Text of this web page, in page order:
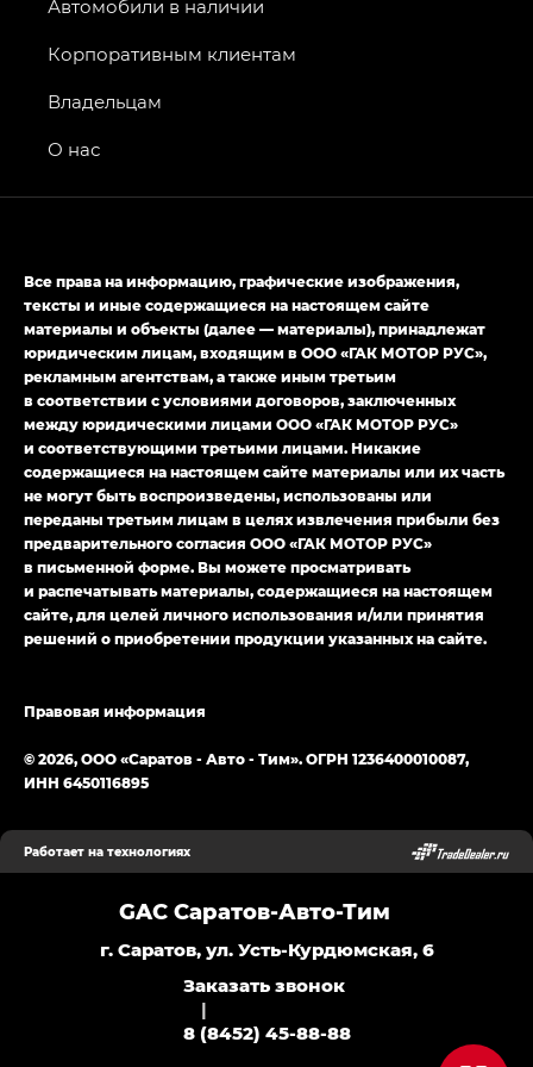
GT, Джи Эль — GL
GS4 — Джи Эс 4 (GS4) в комплектациях Джи Би
привод — GB AWD, Джи Эль Полный привод —
LOUNGE
Empow — Эмпау (Empow) в комплектации
Джи Эс — GS, Джи Эль с элементы экстерьера
в спортивном стиле — GL(S-Style)
GAC Саратов-Авто-Тим
г. Саратов, ул. Усть-Курдюмская, 6
Заказать звонок
|
8 (8452) 45-88-88
Автомобили в наличии
Корпоративным клиентам
Владельцам
О нас
Все права на информацию, графические изображения,
тексты и иные содержащиеся на настоящем сайте
материалы и объекты (далее — материалы), принадлежат
юридическим лицам, входящим в ООО «ГАК МОТОР РУС»,
рекламным агентствам, а также иным третьим
в соответствии с условиями договоров, заключенных
между юридическими лицами ООО «ГАК МОТОР РУС»
и соответствующими третьими лицами. Никакие
содержащиеся на настоящем сайте материалы или их часть
не могут быть воспроизведены, использованы или
переданы третьим лицам в целях извлечения прибыли без
предварительного согласия ООО «ГАК МОТОР РУС»
в письменной форме. Вы можете просматривать
и распечатывать материалы, содержащиеся на настоящем
сайте, для целей личного использования и/или принятия
решений о приобретении продукции указанных на сайте.
© 2026, ООО «Саратов - Авто - Тим». ОГРН 1236400010087,
ИНН 6450116895
Правовая информация
Работает на технологиях